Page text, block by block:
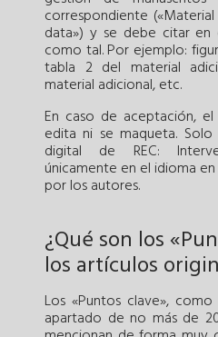
correspondiente
data») y se debe citar
como tal. Por ejemplo:
tabla 2 del material
material adicional, etc.
En caso de aceptación,
edita ni se maqueta.
digital de REC:
únicamente en el idioma
por los autores.
¿Qué son los
los artículos
Los «Puntos clave»,
apartado de no más de